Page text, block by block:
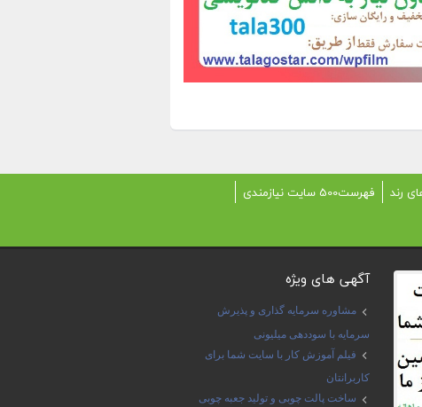
رند
فهرست500 سایت نیازمندی
آگهی های ویژه
مشاوره سرمایه گذاری و پذیرش
سرمایه با سوددهی میلیونی
فیلم آموزش کار با سایت شما برای
کاربرانتان
ساخت پالت چوبی و تولید جعبه چوبی